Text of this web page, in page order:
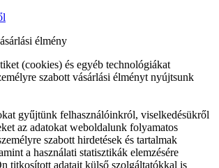
élmény
(cookies) és egyéb technológiákat
szabott vásárlási élményt nyújtsunk
gyűjtünk felhasználóinkról, viselkedésükről
az adatokat weboldalunk folyamatos
szabott hirdetések és tartalmak
a használati statisztikák elemzésére
titkosított adatait külső szolgáltatókkal is